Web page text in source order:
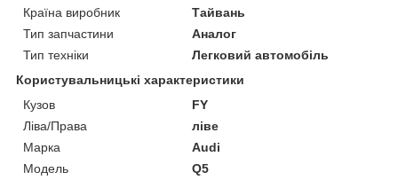
Країна виробник
Тайвань
Тип запчастини
Аналог
Тип техніки
Легковий автомобіль
Користувальницькі характеристики
Кузов
FY
Ліва/Права
ліве
Марка
Audi
Мoдель
Q5